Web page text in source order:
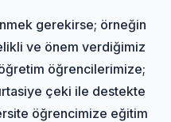
gerekirse; örneğin
ve önem verdiğimiz
öğrencilerimize;
çeki ile destekte
öğrencimize eğitim